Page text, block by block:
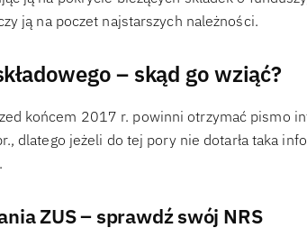
ją na poczet najstarszych należności.
– skąd go wziąć?
końcem 2017 r. powinni otrzymać pismo
dlatego jeżeli do tej pory nie dotarła taka
ZUS – sprawdź swój NRS